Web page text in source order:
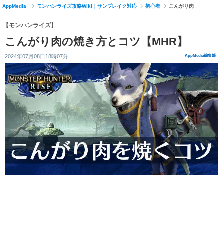
AppMedia モンハンライズ攻略Wiki｜サンブレイク対応 初心者 こんがり肉
【モンハンライズ】
こんがり肉の焼き方とコツ【MHR】
2024年07月08日18時07分 AppMedia編集部